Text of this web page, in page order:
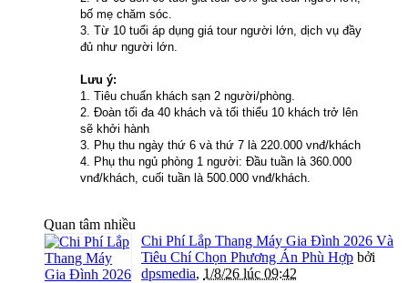
bố mẹ chăm sóc.
3. Từ 10 tuổi áp dụng giá tour người lớn, dịch vụ đầy
đủ như người lớn.
Lưu ý:
1. Tiêu chuẩn khách sạn 2 người/phòng.
2. Đoàn tối đa 40 khách và tối thiểu 10 khách trở lên
sẽ khởi hành
3. Phụ thu ngày thứ 6 và thứ 7 là 220.000 vnđ/khách
4. Phụ thu ngủ phòng 1 người: Đầu tuần là 360.000
vnđ/khách, cuối tuần là 500.000 vnđ/khách.
Quan tâm nhiều
Chi Phí Lắp Thang Máy Gia Đình 2026 Và
Tiêu Chí Chọn Phương Án Phù Hợp bởi
dpsmedia, 1/8/26 lúc 09:42